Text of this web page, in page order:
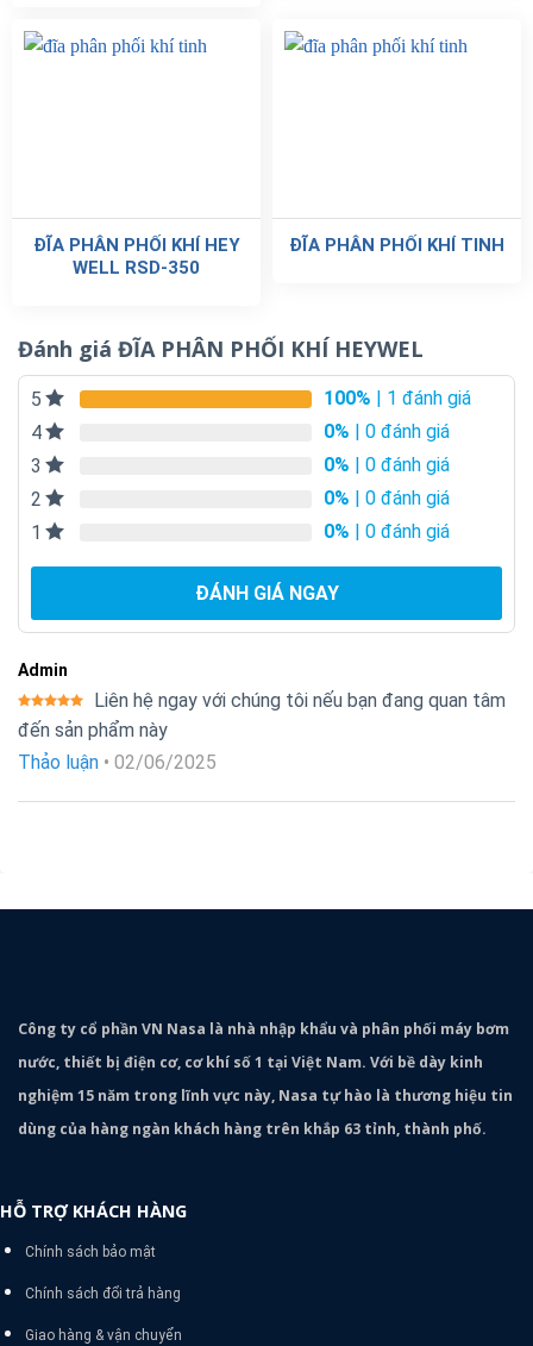
ĐĨA PHÂN PHỐI KHÍ HEY
WELL RSD-350
ĐĨA PHÂN PHỐI KHÍ TINH
Đánh giá ĐĨA PHÂN PHỐI KHÍ HEYWEL
5 100% | 1 đánh giá
4
0% | 0 đánh giá
3
0% | 0 đánh giá
2
0% | 0 đánh giá
1
0% | 0 đánh giá
ĐÁNH GIÁ NGAY
Admin
Được xếp
hạng 55
Liên hệ ngay với chúng tôi nếu bạn đang quan tâm
đến sản phẩm này
Thảo luận • 02/06/2025
Công ty cổ phần VN Nasa là nhà nhập khẩu và phân phối máy bơm
nước, thiết bị điện cơ, cơ khí số 1 tại Việt Nam. Với bề dày kinh
nghiệm 15 năm trong lĩnh vực này, Nasa tự hào là thương hiệu tin
dùng của hàng ngàn khách hàng trên khắp 63 tỉnh, thành phố.
HỖ TRỢ KHÁCH HÀNG
Chính sách bảo mật
Chính sách đổi trả hàng
Giao hàng & vận chuyển